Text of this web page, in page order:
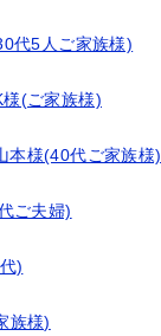
代5人ご家族様)
(ご家族様)
様(40代ご家族様)
ご夫婦)
)
族様)